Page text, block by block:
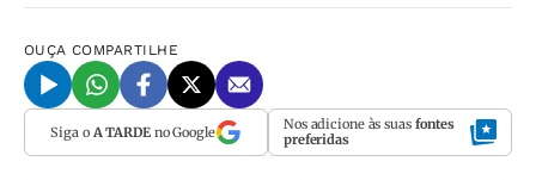
OUÇA COMPARTILHE
Siga o A TARDEno Google Nos adicione às suas fontes
preferidas